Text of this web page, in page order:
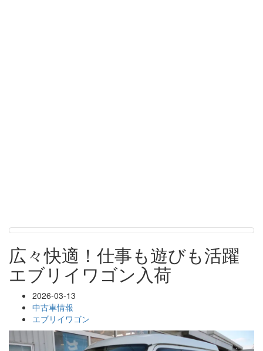
広々快適！仕事も遊びも活躍
エブリイワゴン入荷
2026-03-13
中古車情報
エブリイワゴン